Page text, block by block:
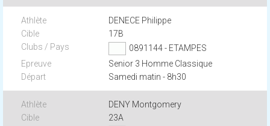
DENECE Philippe
17B
0891144 - ETAMPES
Senior 3 Homme Classique
Samedi matin - 8h30
DENY Montgomery
23A